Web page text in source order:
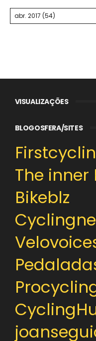
VISUALIZAÇÕES
BLOGOSFERA/SITES
The inner
Bikeblz